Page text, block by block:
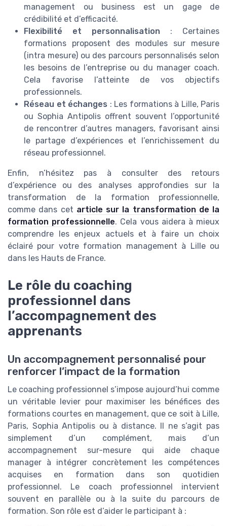
management ou business est un gage de
crédibilité et d’efficacité.
Flexibilité et personnalisation : Certaines
formations proposent des modules sur mesure
(intra mesure) ou des parcours personnalisés selon
les besoins de l’entreprise ou du manager coach.
Cela favorise l’atteinte de vos objectifs
professionnels.
Réseau et échanges : Les formations à Lille, Paris
ou Sophia Antipolis offrent souvent l’opportunité
de rencontrer d’autres managers, favorisant ainsi
le partage d’expériences et l’enrichissement du
réseau professionnel.
Enfin, n’hésitez pas à consulter des retours
d’expérience ou des analyses approfondies sur la
transformation de la formation professionnelle,
comme dans cet article sur la transformation de la
formation professionnelle. Cela vous aidera à mieux
comprendre les enjeux actuels et à faire un choix
éclairé pour votre formation management à Lille ou
dans les Hauts de France.
Le rôle du coaching
professionnel dans
l’accompagnement des
apprenants
Un accompagnement personnalisé pour
renforcer l’impact de la formation
Le coaching professionnel s’impose aujourd’hui comme
un véritable levier pour maximiser les bénéfices des
formations courtes en management, que ce soit à Lille,
Paris, Sophia Antipolis ou à distance. Il ne s’agit pas
simplement d’un complément, mais d’un
accompagnement sur-mesure qui aide chaque
manager à intégrer concrètement les compétences
acquises en formation dans son quotidien
professionnel. Le coach professionnel intervient
souvent en parallèle ou à la suite du parcours de
formation. Son rôle est d’aider le participant à :